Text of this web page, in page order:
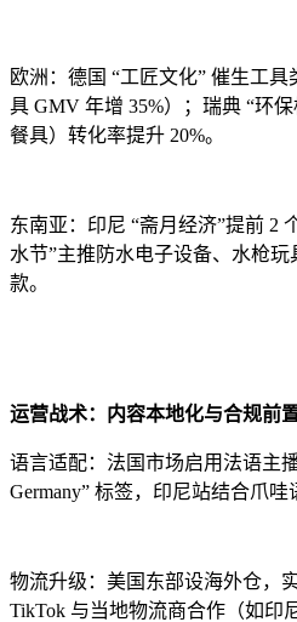
欧洲：德国 “工匠文化” 催生工
具 GMV 年增 35%）；瑞典 “环
餐具）转化率提升 20%。
东南亚：印尼 “斋月经济”提前 2
水节”主推防水电子设备、水枪
款。
运营战术：内容本地化与合规前
语言适配：法国市场启用法语主
Germany” 标签，印尼站结合爪哇
物流升级：美国东部设海外仓，
TikTok 与当地物流商合作（如印